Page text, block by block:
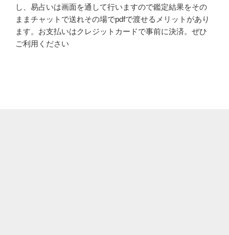
し、易占いは画面を通して行いますので鑑定結果をその
ままチャットで送れその場でpdfで渡せるメリットがあり
ます。お支払いはクレジットカードで事前に決済。ぜひ
ご利用ください